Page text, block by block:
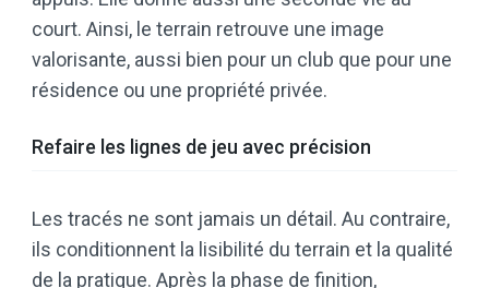
court. Ainsi, le terrain retrouve une image
valorisante, aussi bien pour un club que pour une
résidence ou une propriété privée.
Refaire les lignes de jeu avec précision
Les tracés ne sont jamais un détail. Au contraire,
ils conditionnent la lisibilité du terrain et la qualité
de la pratique. Après la phase de finition,